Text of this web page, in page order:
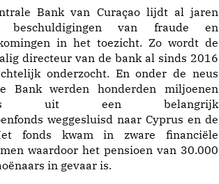
Bank van Curaçao lijdt al jaren
beschuldigingen van fraude en
in het toezicht. Zo wordt de
directeur van de bank al sinds 2016
onderzocht. En onder de neus
Bank werden honderden miljoenen
uit een belangrijk
weggesluisd naar Cyprus en de
fonds kwam in zware financiële
waardoor het pensioen van 30.000
in gevaar is.